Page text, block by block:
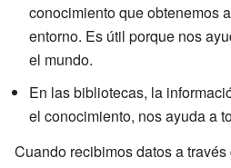
conocimiento que obtenemos
entorno. Es útil porque nos
el mundo.
En las bibliotecas, la
el conocimiento, nos ayuda a
Cuando recibimos datos a